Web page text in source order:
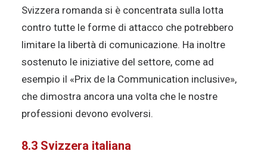
Svizzera romanda si è concentrata sulla lotta
contro tutte le forme di attacco che potrebbero
limitare la libertà di comunicazione. Ha inoltre
sostenuto le iniziative del settore, come ad
esempio il «Prix de la Communication inclusive»,
che dimostra ancora una volta che le nostre
professioni devono evolversi.
8.3 Svizzera italiana